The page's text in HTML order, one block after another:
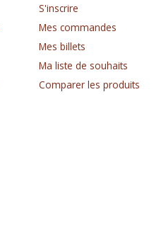
S'inscrire
Mes commandes
Mes billets
Ma liste de souhaits
Comparer les produits